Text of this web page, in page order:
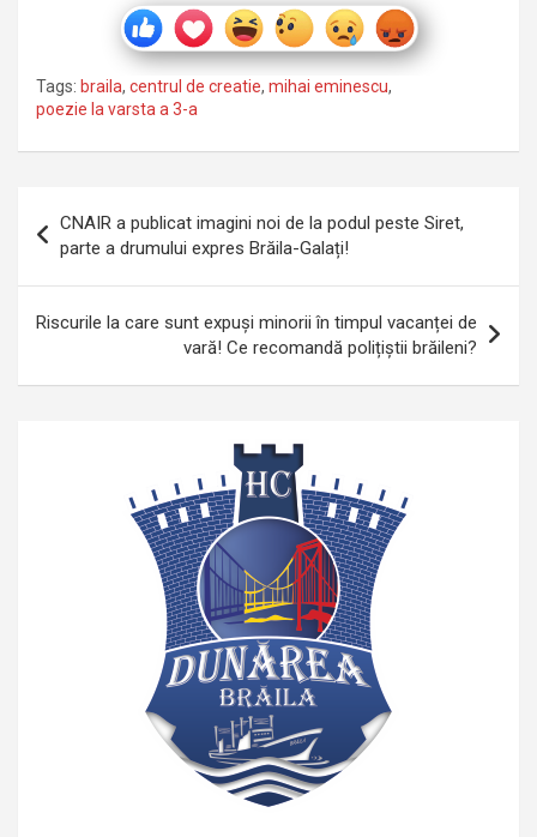
Tags: braila, centrul de creatie, mihai eminescu,
poezie la varsta a 3-a
în
articole
CNAIR a publicat imagini noi de la podul peste Siret,
parte a drumului expres Brăila-Galați!
Riscurile la care sunt expuși minorii în timpul vacanței de
vară! Ce recomandă polițiștii brăileni?